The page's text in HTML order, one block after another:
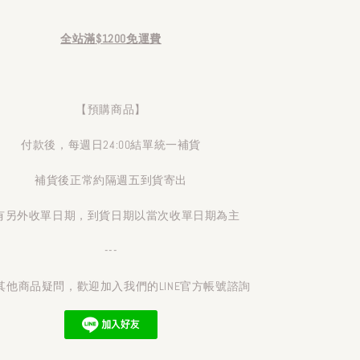
全站滿$1200免運費
【預購商品】
付款後，每週日24:00結單統一補貨
補貨後正常約隔週五到貨寄出
另外收單日期，到貨日期以當次收單日期為主
---
他商品疑問，歡迎加入我們的LINE官方帳號諮詢